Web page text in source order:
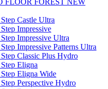
FLOOR FOREST NEW
Castle Ultra
Impressive
Impressive Ultra
Impressive Patterns Ultra
Classic Plus Hydro
Eligna
Eligna Wide
Perspective Hydro